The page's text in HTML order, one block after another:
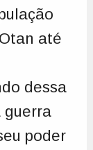
até
dessa
guerra
poder